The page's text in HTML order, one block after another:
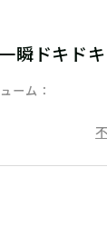
瞬ドキド
ーム